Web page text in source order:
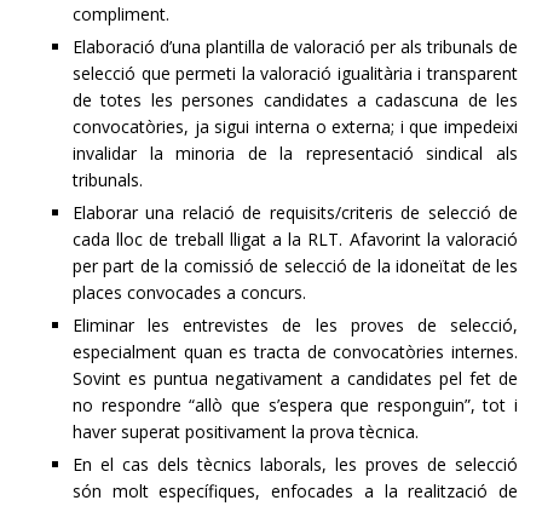
compliment.
Elaboració d’una plantilla de valoració per als tribunals de
selecció que permeti la valoració igualitària i transparent
de totes les persones candidates a cadascuna de les
convocatòries, ja sigui interna o externa; i que impedeixi
invalidar la minoria de la representació sindical als
tribunals.
Elaborar una relació de requisits/criteris de selecció de
cada lloc de treball lligat a la RLT. Afavorint la valoració
per part de la comissió de selecció de la idoneïtat de les
places convocades a concurs.
Eliminar les entrevistes de les proves de selecció,
especialment quan es tracta de convocatòries internes.
Sovint es puntua negativament a candidates pel fet de
no respondre “allò que s’espera que responguin”, tot i
haver superat positivament la prova tècnica.
En el cas dels tècnics laborals, les proves de selecció
són molt específiques, enfocades a la realització de